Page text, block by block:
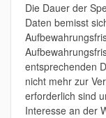
Die Dauer der
Daten bemisst
entsprechenden
nicht mehr zur
erforderlich sind
Interesse an der